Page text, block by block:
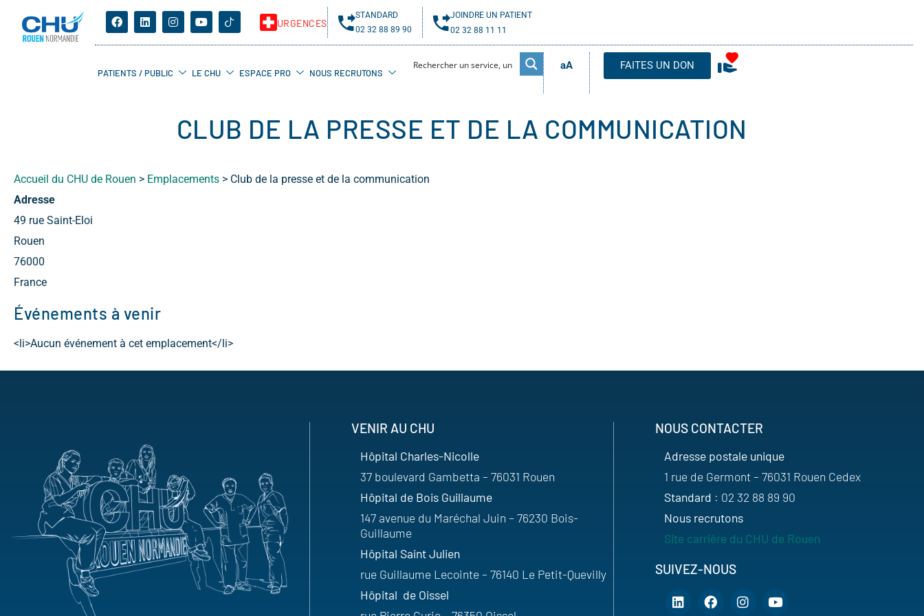
URGENCES
STANDARD
02 32 88 89 90
JOINDRE UN PATIENT
02 32 88 11 11
PATIENTS / PUBLIC LE CHU ESPACE PRO NOUS RECRUTONS
aA FAITES UN DON
CLUB DE LA PRESSE ET DE LA COMMUNICATION
Accueil du CHU de Rouen > Emplacements > Club de la presse et de la communication
Adresse
49 rue Saint-Eloi
Rouen
76000
France
Événements à venir
<li>Aucun événement à cet emplacement</li>
VENIR AU CHU
Hôpital Charles-Nicolle
37 boulevard Gambetta – 76031 Rouen
Hôpital de Bois Guillaume
147 avenue du Maréchal Juin – 76230 Bois-
Guillaume
Hôpital Saint Julien
rue Guillaume Lecointe – 76140 Le Petit-Quevilly
Hôpital de Oissel
NOUS CONTACTER
Adresse postale unique
1 rue de Germont – 76031 Rouen Cedex
Standard : 02 32 88 89 90
Nous recrutons
Site carrière du CHU de Rouen
SUIVEZ-NOUS